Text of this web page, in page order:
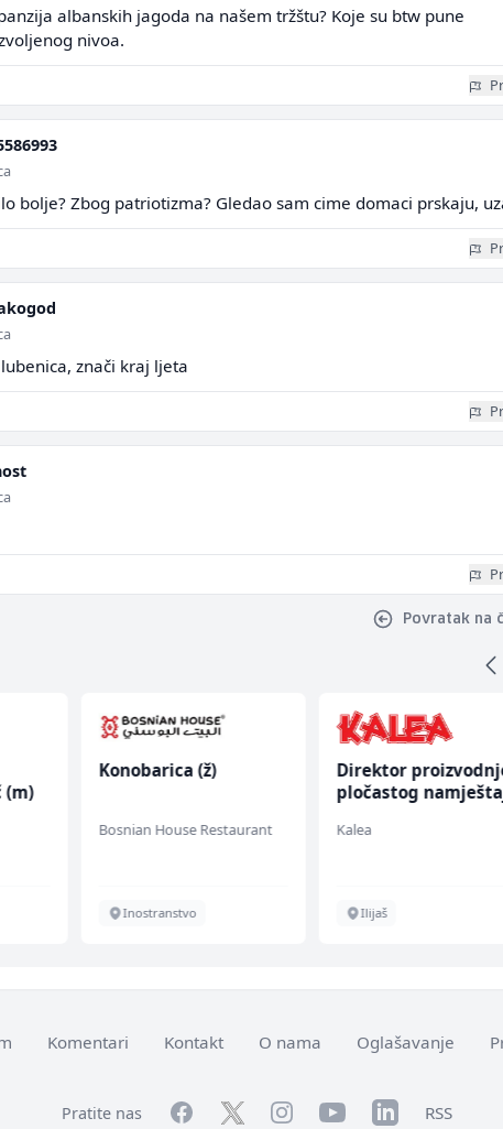
albanskih jagoda na našem tržštu? Koje su btw pune
nivoa.
bolje? Zbog patriotizma? Gledao sam cime domaci prskaju,
znači kraj ljeta
Povratak na
(m)
Konobarica (ž)
Bosnian House Restaurant
Inostranstvo
Direktor
pločastog
Kalea
Ilijaš
Komentari Kontakt O nama Oglašavanje
Pratite nas FacebookTwitterInstagramYouTubeLinkedInRSS